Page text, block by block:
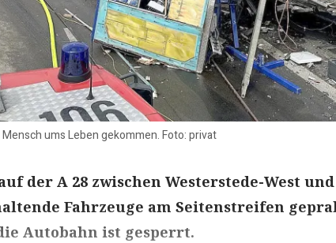
ums Leben gekommen. Foto: privat
der A 28 zwischen Westerstede-West und
Fahrzeuge am Seitenstreifen
Autobahn ist gesperrt.